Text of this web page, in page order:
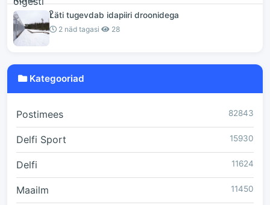
Läti tugevdab idapiiri droonidega
2 näd tagasi 28
Kategooriad
Postimees 82843
Delfi Sport 15930
Delfi 11624
Maailm 11450